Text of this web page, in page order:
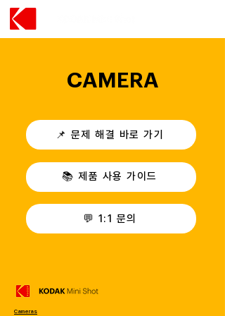
CAMERA
📌 문제 해결 바로 가기
📚 제품 사용 가이드
💬 1:1 문의
Cameras